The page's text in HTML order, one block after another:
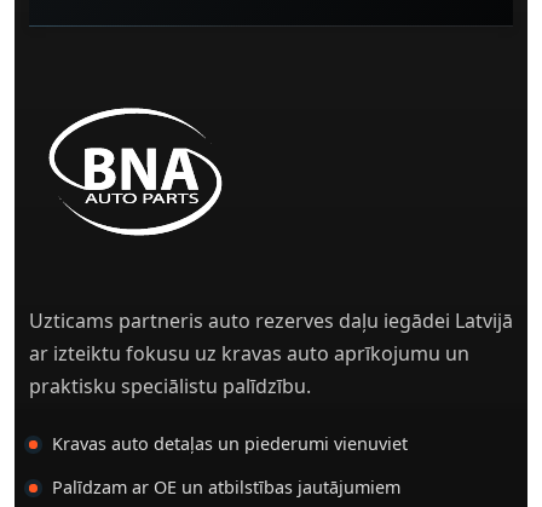
Uzticams partneris auto rezerves daļu iegādei Latvijā
ar izteiktu fokusu uz kravas auto aprīkojumu un
praktisku speciālistu palīdzību.
Kravas auto detaļas un piederumi vienuviet
Palīdzam ar OE un atbilstības jautājumiem